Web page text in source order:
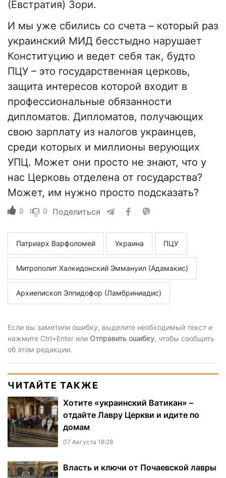
(Евстратия) Зори.
И мы уже сбились со счета – который раз
украинский МИД бесстыдно нарушает
Конституцию и ведет себя так, будто
ПЦУ – это государственная церковь,
защита интересов которой входит в
профессиональные обязанности
дипломатов. Дипломатов, получающих
свою зарплату из налогов украинцев,
среди которых и миллионы верующих
УПЦ. Может они просто не знают, что у
нас Церковь отделена от государства?
Может, им нужно просто подсказать?
0 0 Поделиться
Патриарх Варфоломей Украина ПЦУ
Митрополит Халкидонский Эммануил (Адамакис)
Архиепископ Элпидофор (Ламбриниадис)
Если вы заметили ошибку, выделите необходимый текст и
нажмите Ctrl+Enter или Отправить ошибку, чтобы сообщить
об этом редакции.
ЧИТАЙТЕ ТАКЖЕ
Хотите «украинский Ватикан» –
отдайте Лавру Церкви и идите по
домам
07 Августа 18:28
Власть и ключи от Почаевской лавры